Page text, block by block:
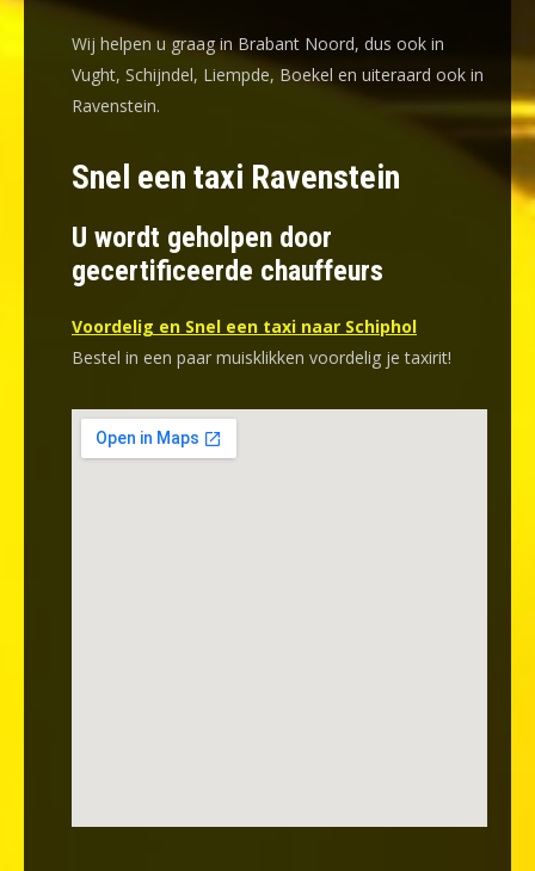
Wij helpen u graag in Brabant Noord, dus ook in
Vught, Schijndel, Liempde, Boekel en uiteraard ook in
Ravenstein.
Snel een taxi Ravenstein
U wordt geholpen door
gecertificeerde chauffeurs
Voordelig en Snel een taxi naar Schiphol
Bestel in een paar muisklikken voordelig je taxirit!